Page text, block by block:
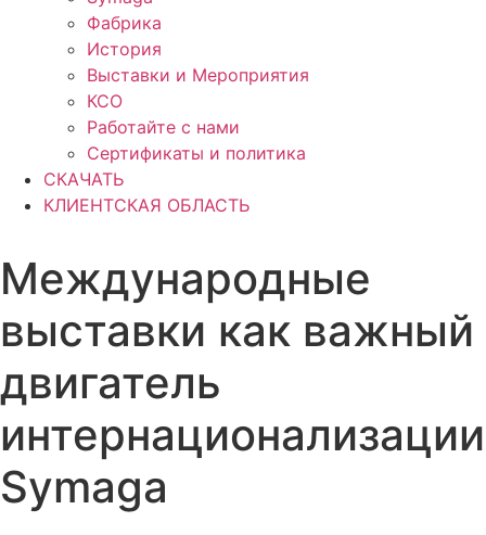
Фабрика
История
Выставки и Мероприятия
КСО
Работайте с нами
Сертификаты и политика
СКАЧАТЬ
КЛИЕНТСКАЯ ОБЛАСТЬ
Международные
выставки как важный
двигатель
интернационализации
Symaga